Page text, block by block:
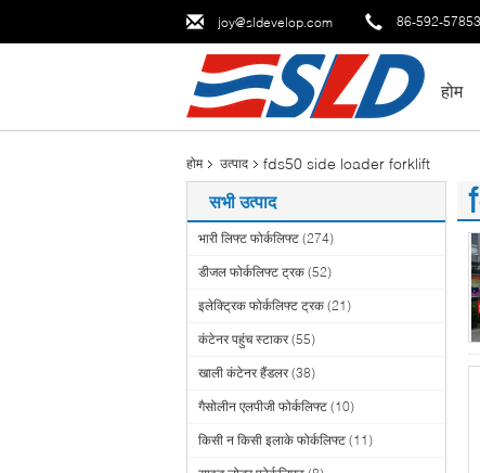
joy@sldevelop.com 86-592-
होम
होम उत्पाद fds50 side loader forklift
सभी उत्पाद
भारी लिफ्ट फोर्कलिफ्ट (274)
डीजल फोर्कलिफ्ट ट्रक (52)
इलेक्ट्रिक फोर्कलिफ्ट ट्रक (21)
कंटेनर पहुंच स्टाकर (55)
खाली कंटेनर हैंडलर (38)
गैसोलीन एलपीजी फोर्कलिफ्ट (10)
किसी न किसी इलाके फोर्कलिफ्ट (11)